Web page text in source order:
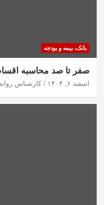
بانک، بیمه و بودجه
صفر تا صد محاسبه
اسفند ۶, ۱۴۰۴ کارشناس